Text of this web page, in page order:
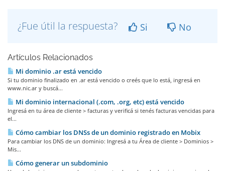
¿Fue útil la respuesta? Si No
Artículos Relacionados
Mi dominio .ar está vencido
Si tu dominio finalizado en .ar está vencido o creés que lo está, ingresá en
www.nic.ar y buscá...
Mi dominio internacional (.com, .org, etc) está vencido
Ingresá en tu área de cliente > facturas y verificá si tenés facturas vencidas para
el...
Cómo cambiar los DNSs de un dominio registrado en Mobix
Para cambiar los DNS de un dominio: Ingresá a tu Área de cliente > Dominios >
Mis...
Cómo generar un subdominio